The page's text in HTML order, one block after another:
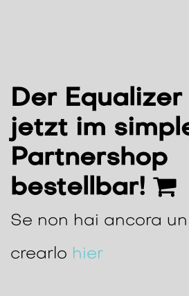
Der
jetzt im
Partnershop
bestellbar!
Se non hai ancora
crearlo hier